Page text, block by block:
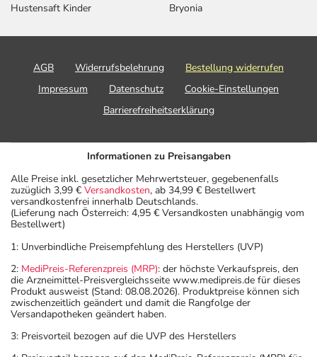
Hustensaft Kinder
Bryonia
AGB Widerrufsbelehrung
Bestellung widerrufen
Impressum
Datenschutz
Cookie-Einstellungen
Barrierefreiheitserklärung
Informationen zu Preisangaben
Alle Preise inkl. gesetzlicher Mehrwertsteuer, gegebenenfalls
zuzüglich 3,99 € Versandkosten, ab 34,99 € Bestellwert
versandkostenfrei innerhalb Deutschlands.
(Lieferung nach Österreich: 4,95 € Versandkosten unabhängig vom
Bestellwert)
1: Unverbindliche Preisempfehlung des Herstellers (UVP)
2: MediPreis-Referenzpreis (MRP): der höchste Verkaufspreis, den
die Arzneimittel-Preisvergleichsseite www.medipreis.de für dieses
Produkt ausweist (Stand: 08.08.2026). Produktpreise können sich
zwischenzeitlich geändert und damit die Rangfolge der
Versandapotheken geändert haben.
3: Preisvorteil bezogen auf die UVP des Herstellers